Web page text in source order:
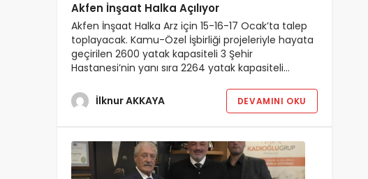
Akfen İnşaat Halka Açılıyor
Akfen İnşaat Halka Arz için 15-16-17 Ocak’ta talep
toplayacak. Kamu-Özel İşbirliği projeleriyle hayata
geçirilen 2600 yatak kapasiteli 3 Şehir
Hastanesi’nin yanı sıra 2264 yatak kapasiteli…
İlknur AKKAYA DEVAMINI OKU